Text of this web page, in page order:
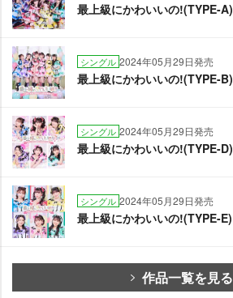
最上級にかわいいの!(TYPE-A)
シングル 2024年05月29日発売
最上級にかわいいの!(TYPE-B)
シングル 2024年05月29日発売
最上級にかわいいの!(TYPE-D)
シングル 2024年05月29日発売
最上級にかわいいの!(TYPE-E)
作品一覧を見る